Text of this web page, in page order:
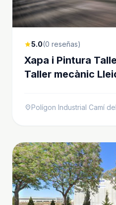
star5.0(0 reseñas)
Xapa i Pintura
Taller mecànic
location_onPolígon Industrial Camí